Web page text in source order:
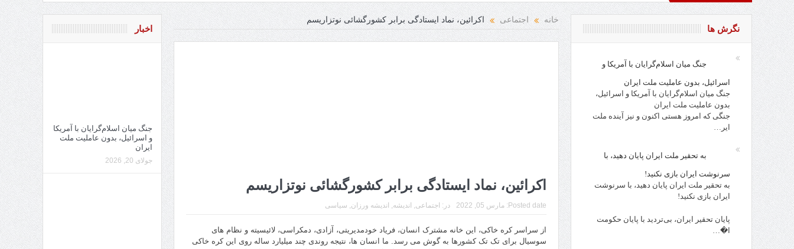
و نقد از افراد، احزاب، حکام و مقدسات! روز کارگر، روز جامعه انسانی فرخنده باد
خانه اجتماعی اکرائین، نماد ایستادگی برابر کشورگشائی نوتزاریسم
اکرائین، نماد ایستادگی برابر کشورگشائی نوتزاریسم
Posted date: مارس 05, 2022 در: اجتماعی, اندیشه, اندیشه ورزان, سیاسی
از سراسر کره خاکی، این خانه مشترک انسان، فریاد خودمدیریتی، آزادی، دمکراسی، لائیسیته و نظام های
سوسیال برای تک تک کشورها به گوش می رسد. ما انسان ها، نتیجه روندی چند میلیارد ساله روی این کره خاکی
اخبار
جنگ میان اسلام‌گرایان با آمریکا
و اسرائیل، بدون عاملیت ملت
ایران
جولای 20, 2026
نگرش ها
جنگ میان اسلام‌گرایان با آمریکا و
اسرائیل، بدون عاملیت ملت ایران
جنگ میان اسلام‌گرایان با آمریکا و اسرائیل،
بدون عاملیت ملت ایران
جنگی که امروز هستی اکنون و نیز آینده ملت
ایر…
به تحقیر ملت ایران پایان دهید، با
سرنوشت ایران بازی نکنید!
به تحقیر ملت ایران پایان دهید، با سرنوشت
ایران بازی نکنید!
پایان تحقیر ایران، بی‌تردید با پایان حکومت
ا�…